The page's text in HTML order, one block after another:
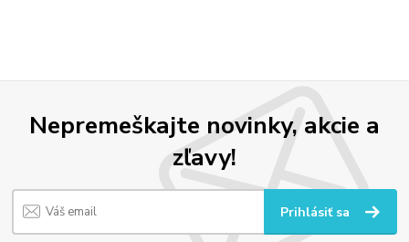
Nepremeškajte novinky, akcie a
zľavy!
Prihlásiť sa